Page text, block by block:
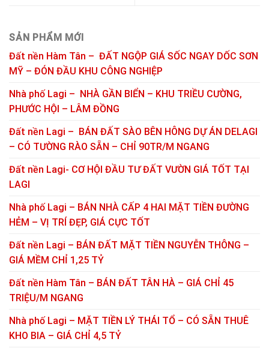
SẢN PHẨM MỚI
Đất nền Hàm Tân – ĐẤT NGỘP GIÁ SỐC NGAY DỐC SƠN
MỸ – ĐÓN ĐẦU KHU CÔNG NGHIỆP
Nhà phố Lagi – NHÀ GẦN BIỂN – KHU TRIỀU CƯỜNG,
PHƯỚC HỘI – LÂM ĐỒNG
Đất nền Lagi – BÁN ĐẤT SÀO BÊN HÔNG DỰ ÁN DELAGI
– CÓ TƯỜNG RÀO SẴN – CHỈ 90TR/M NGANG
Đất nền Lagi- CƠ HỘI ĐẦU TƯ ĐẤT VƯỜN GIÁ TỐT TẠI
LAGI
Nhà phố Lagi – BÁN NHÀ CẤP 4 HAI MẶT TIỀN ĐƯỜNG
HẺM – VỊ TRÍ ĐẸP, GIÁ CỰC TỐT
Đất nền Lagi – BÁN ĐẤT MẶT TIỀN NGUYỄN THÔNG –
GIÁ MỀM CHỈ 1,25 TỶ
Đất nền Hàm Tân – BÁN ĐẤT TÂN HÀ – GIÁ CHỈ 45
TRIỆU/M NGANG
Nhà phố Lagi – MẶT TIỀN LÝ THÁI TỔ – CÓ SẴN THUÊ
KHO BIA – GIÁ CHỈ 4,5 TỶ